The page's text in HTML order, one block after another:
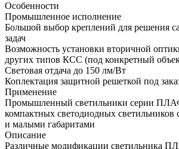
Особенности
Промышленное исполнение
Большой выбор креплений для решения
задач
Возможность установки вторичной
других типов КСС (под конкретный
Световая отдача до 150 лм/Вт
Коплектация защитной решеткой под
Применение
Промышленный светильники серии
компактных светодиодных
и малыми габаритами
Описание
Различные модификации светильника